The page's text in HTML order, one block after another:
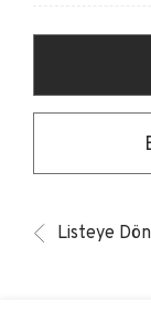
Listeye Dön